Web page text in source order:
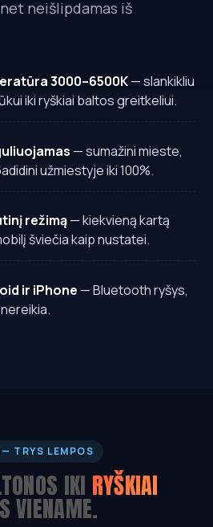
neišlipdamas iš
3000–6500K— slankikliu
iki ryškiai baltos greitkeliui.
— sumažini mieste,
užmiestyje iki 100%.
režimą— kiekvieną kartą
šviečia kaip nustatei.
ir iPhone — Bluetooth ryšys,
TRYS LEMPOS
IKI RYŠKIAI
VIENAME.